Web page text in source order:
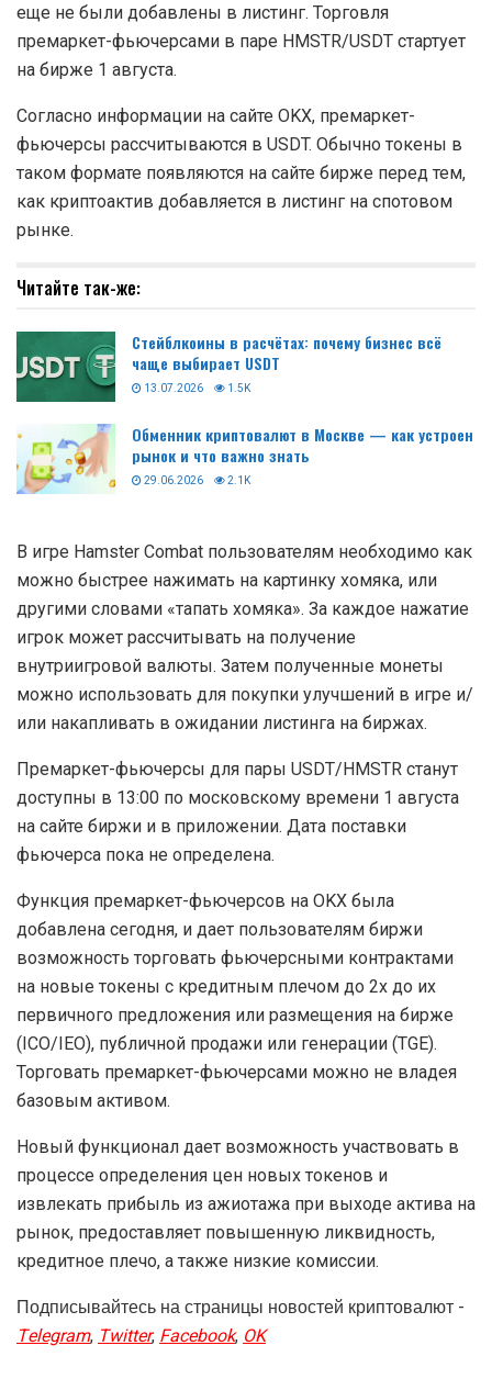
еще не были добавлены в листинг. Торговля
премаркет-фьючерсами в паре HMSTR/USDT стартует
на бирже 1 августа.
Согласно информации на сайте OKX, премаркет-
фьючерсы рассчитываются в USDT. Обычно токены в
таком формате появляются на сайте бирже перед тем,
как криптоактив добавляется в листинг на спотовом
рынке.
Читайте так-же:
Стейблкоины в расчётах: почему бизнес всё
чаще выбирает USDT
13.07.2026 1.5K
Обменник криптовалют в Москве — как устроен
рынок и что важно знать
29.06.2026 2.1K
В игре Hamster Combat пользователям необходимо как
можно быстрее нажимать на картинку хомяка, или
другими словами «тапать хомяка». За каждое нажатие
игрок может рассчитывать на получение
внутриигровой валюты. Затем полученные монеты
можно использовать для покупки улучшений в игре и/
или накапливать в ожидании листинга на биржах.
Премаркет-фьючерсы для пары USDT/HMSTR станут
доступны в 13:00 по московскому времени 1 августа
на сайте биржи и в приложении. Дата поставки
фьючерса пока не определена.
Функция премаркет-фьючерсов на OKX была
добавлена сегодня, и дает пользователям биржи
возможность торговать фьючерсными контрактами
на новые токены с кредитным плечом до 2х до их
первичного предложения или размещения на бирже
(ICO/IEO), публичной продажи или генерации (TGE).
Торговать премаркет-фьючерсами можно не владея
базовым активом.
Новый функционал дает возможность участвовать в
процессе определения цен новых токенов и
извлекать прибыль из ажиотажа при выходе актива на
рынок, предоставляет повышенную ликвидность,
кредитное плечо, а также низкие комиссии.
Подписывайтесь на страницы новостей криптовалют -
Telegram,Twitter,Facebook,OK